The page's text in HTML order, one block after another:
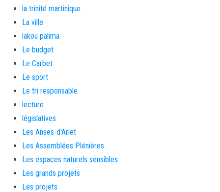
la trinité martinique
La ville
lakou palima
Le budget
Le Carbet
Le sport
Le tri responsable
lecture
législatives
Les Anses-d'Arlet
Les Assemblées Plénières
Les espaces naturels sensibles
Les grands projets
Les projets